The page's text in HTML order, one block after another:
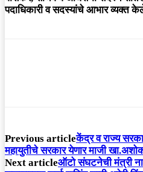
पदाधिकारी व सदस्यांचे आभार व्यक्त
Previous articleकेंद्र व राज्य
महायुतीचे सरकार येणार माजी
Next articleऑटो संघटनेची मंत्री ना.